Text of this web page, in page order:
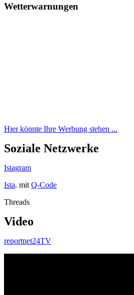
Wetterwarnungen
Hier könnte Ihre Werbung stehen ...
Soziale Netzwerke
Istagram
Ista. mit Q-Code
Threads
Video
reportnet24TV